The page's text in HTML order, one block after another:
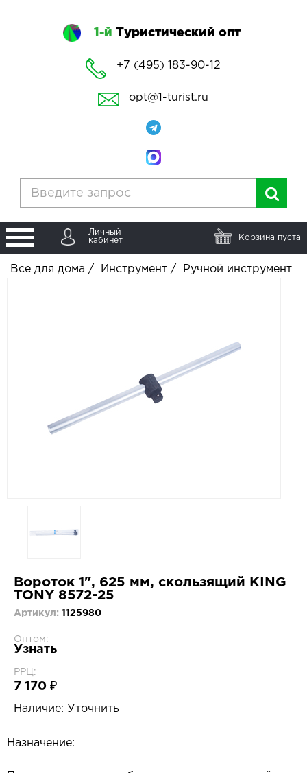
1-й Туристический опт
+7 (495) 183-90-12
opt@1-turist.ru
Личный
кабинет
Корзина пуста
Все для дома / Инструмент / Ручной инструмент
Вороток 1", 625 мм, скользящий KING
TONY 8572-25
Артикул: 1125980
Оптом:
Узнать
РРЦ:
7 170 ₽
Наличие: Уточнить
Назначение: